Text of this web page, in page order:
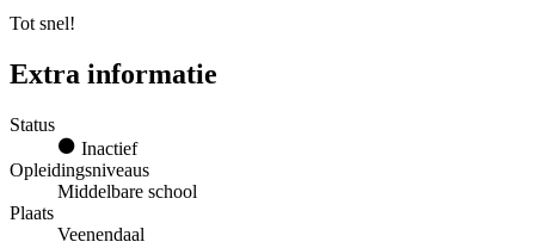
Tot snel!
Extra informatie
Status
Inactief
Opleidingsniveaus
Middelbare school
Plaats
Veenendaal